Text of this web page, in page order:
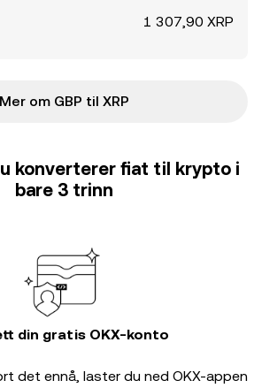
1 307,90 XRP
Mer om GBP til XRP
konverterer fiat til krypto i
bare 3 trinn
din gratis OKX-konto
det ennå, laster du ned OKX-appen